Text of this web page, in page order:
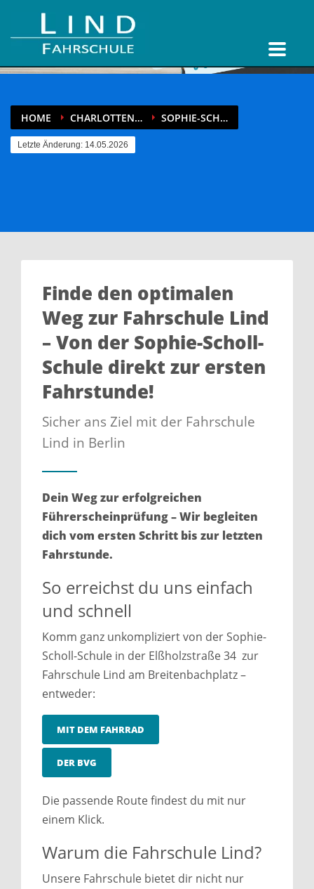
HOME CHARLOTTEN… SOPHIE-SCH…
Letzte Änderung: 14.05.2026
Finde den optimalen
Weg zur Fahrschule Lind
– Von der Sophie-Scholl-
Schule direkt zur ersten
Fahrstunde!
Sicher ans Ziel mit der Fahrschule
Lind in Berlin
Dein Weg zur erfolgreichen
Führerscheinprüfung – Wir begleiten
dich vom ersten Schritt bis zur letzten
Fahrstunde.
So erreichst du uns einfach
und schnell
Komm ganz unkompliziert von der Sophie-
Scholl-Schule in der Elßholzstraße 34 zur
Fahrschule Lind am Breitenbachplatz –
entweder:
MIT DEM FAHRRAD
DER BVG
Die passende Route findest du mit nur
einem Klick.
Warum die Fahrschule Lind?
Unsere Fahrschule bietet dir nicht nur